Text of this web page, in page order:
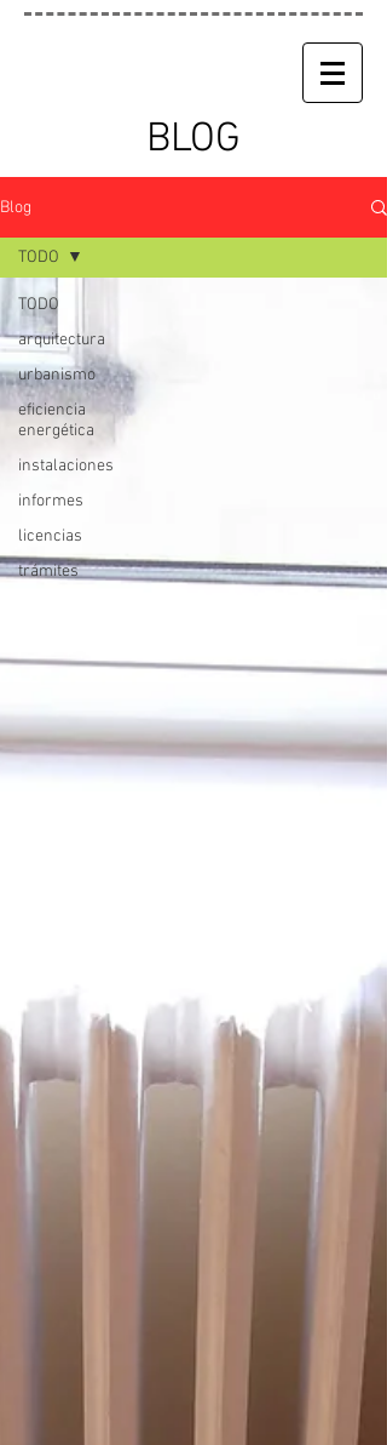
BLOG
Blog
TODO
arquitectura
urbanismo
eficiencia
energética
instalaciones
informes
licencias
trámites
TODO